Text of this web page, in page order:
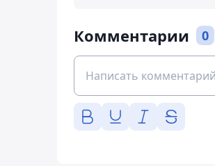
Комментарии 0